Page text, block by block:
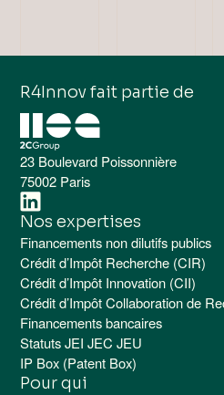
R4Innov vous aide à
d’obtention.
L’avance remboursable
elle n’est remboursée qu’en
Ces trois formes de
être combinées pour
sécuriser la trésorerie de
R4Innov fait partie de
23 Boulevard Poissonnière
75002 Paris
Nos expertises
Financements non dilutifs publics
Crédit d’Impôt Recherche (CIR)
Crédit d’Impôt Innovation (CII)
Crédit d’Impôt Collaboration de
Financements bancaires
Statuts JEI JEC JEU
IP Box (Patent Box)
Pour qui